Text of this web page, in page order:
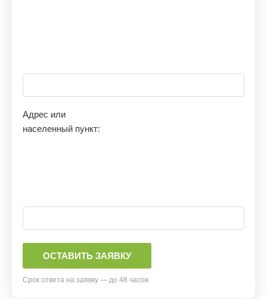
Адрес или
населенный пункт:
Срок ответа на заявку — до 48 часов